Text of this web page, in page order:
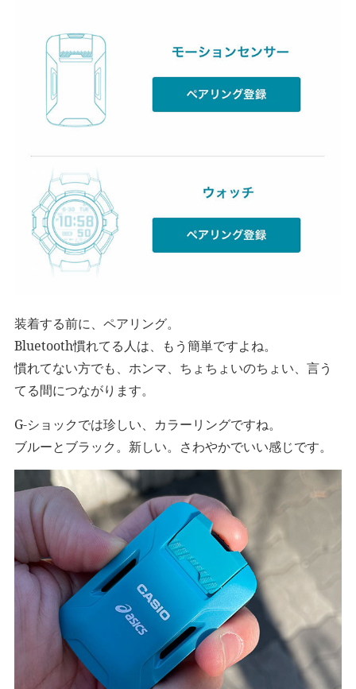
装着する前に、ペアリング。
Bluetooth慣れてる人は、もう簡単ですよね。
慣れてない方でも、ホンマ、ちょちょいのちょい、言う
てる間につながります。
G-ショックでは珍しい、カラーリングですね。
ブルーとブラック。新しい。さわやかでいい感じです。